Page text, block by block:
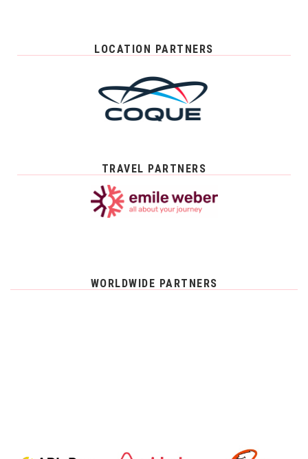
LOCATION PARTNERS
TRAVEL PARTNERS
WORLDWIDE PARTNERS